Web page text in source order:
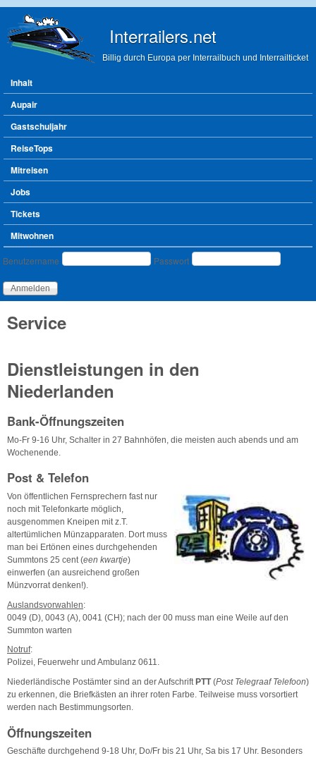
Interrailers.net
Billig durch Europa per Interrailbuch und Interrailticket
Hauptmenü
Inhalt
Aupair
Gastschuljahr
ReiseTops
Mitreisen
Jobs
Tickets
Mitwohnen
Benutzeranmeldung
Benutzername Passwort
Service
Dienstleistungen in den
Niederlanden
Bank-Öffnungszeiten
Mo-Fr 9-16 Uhr, Schalter in 27 Bahnhöfen, die meisten auch abends und am
Wochenende.
Post & Telefon
Von öffentlichen Fernsprechern fast nur
noch mit Telefonkarte möglich,
ausgenommen Kneipen mit z.T.
altertümlichen Münzapparaten. Dort muss
man bei Ertönen eines durchgehenden
Summtons 25 cent (een kwartje)
einwerfen (an ausreichend großen
Münzvorrat denken!).
Auslandsvorwahlen:
0049 (D), 0043 (A), 0041 (CH); nach der 00 muss man eine Weile auf den
Summton warten
Notruf:
Polizei, Feuerwehr und Ambulanz 0611.
Niederländische Postämter sind an der AufschriftPTT(Post Telegraaf Telefoon)
zu erkennen, die Briefkästen an ihrer roten Farbe. Teilweise muss vorsortiert
werden nach Bestimmungsorten.
Öffnungszeiten
Geschäfte durchgehend 9-18 Uhr, Do/Fr bis 21 Uhr, Sa bis 17 Uhr. Besonders